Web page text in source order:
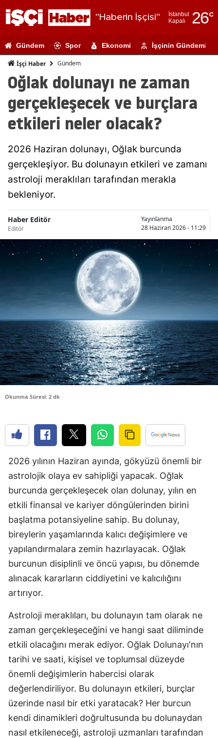
"Haberin İşçisi"
İstanbul
Kapalı
26°
Adıyaman
Ağrı
Amasya
Antalya
Artvin
Balıkesir
Bilecik
Bingöl
Bitlis
Bursa
Çanakkale
Çankırı
Diyarbakır
Edirne
Erzincan
Erzurum
Gaziantep
Giresun
Hatay
Isparta
İstanbul
İzmir
Kars
Gündem Spor Ekonomi İşçinin Gündemi
İşçi Haber Gündem
Oğlak dolunayı ne zaman
gerçekleşecek ve burçlara
etkileri neler olacak?
2026 Haziran dolunayı, Oğlak burcunda
gerçekleşiyor. Bu dolunayın etkileri ve zamanı
astroloji meraklıları tarafından merakla
bekleniyor.
Haber Editör
Editör
Yayınlanma
28 Haziran 2026 - 11:29
Okunma Süresi: 2 dk
2026 yılının Haziran ayında, gökyüzü önemli bir
astrolojik olaya ev sahipliği yapacak. Oğlak
burcunda gerçekleşecek olan dolunay, yılın en
etkili finansal ve kariyer döngülerinden birini
başlatma potansiyeline sahip. Bu dolunay,
bireylerin yaşamlarında kalıcı değişimlere ve
yapılandırmalara zemin hazırlayacak. Oğlak
burcunun disiplinli ve öncü yapısı, bu dönemde
alınacak kararların ciddiyetini ve kalıcılığını
artırıyor.
Astroloji meraklıları, bu dolunayın tam olarak ne
zaman gerçekleşeceğini ve hangi saat diliminde
etkili olacağını merak ediyor. Oğlak Dolunayı'nın
tarihi ve saati, kişisel ve toplumsal düzeyde
önemli değişimlerin habercisi olarak
değerlendiriliyor. Bu dolunayın etkileri, burçlar
üzerinde nasıl bir etki yaratacak? Her burcun
kendi dinamikleri doğrultusunda bu dolunaydan
nasıl etkileneceği, astroloji uzmanları tarafından